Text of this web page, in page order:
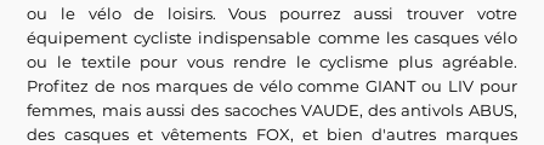
ou le vélo de loisirs. Vous pourrez aussi trouver votre
équipement cycliste indispensable comme les casques vélo
ou le textile pour vous rendre le cyclisme plus agréable.
Profitez de nos marques de vélo comme GIANT ou LIV pour
femmes, mais aussi des sacoches VAUDE, des antivols ABUS,
des casques et vêtements FOX, et bien d'autres marques